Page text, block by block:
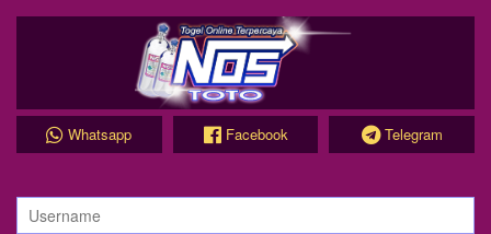
Whatsapp Facebook Telegram